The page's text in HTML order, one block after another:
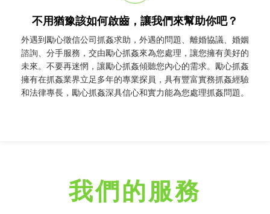
不用猶豫該如何啟齒，讓我們來幫助你吧？
外遇到勵心徵信公司抓姦求助，外遇的問題、離婚協議、婚姻
諮詢、分手服務，交由勵心抓姦來為您處理，讓您擁有美好的
未來。不要再迷惘，讓勵心抓姦傾聽您內心的需求。勵心抓姦
擁有在抓姦業界立足多年的專業探員，具有豐富實務抓姦經驗
和法律專長，勵心抓姦深具信心和實力能為您處理抓姦問題。
我們的服務